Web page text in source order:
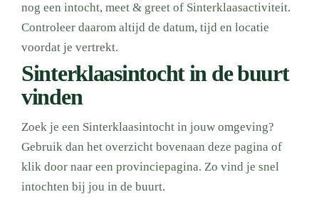
nog een intocht, meet & greet of Sinterklaasactiviteit.
Controleer daarom altijd de datum, tijd en locatie
voordat je vertrekt.
Sinterklaasintocht in de buurt
vinden
Zoek je een Sinterklaasintocht in jouw omgeving?
Gebruik dan het overzicht bovenaan deze pagina of
klik door naar een provinciepagina. Zo vind je snel
intochten bij jou in de buurt.